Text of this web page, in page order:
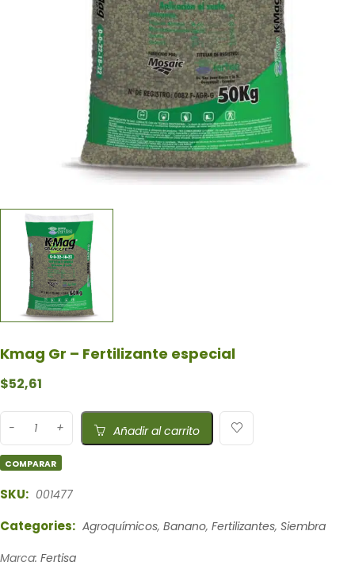
Kmag Gr – Fertilizante especial
$52,61
Añadir al carrito
COMPARAR
SKU: 001477
Categories: Agroquímicos, Banano, Fertilizantes, Siembra
Marca: Fertisa